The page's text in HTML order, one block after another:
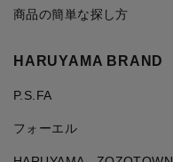
商品の簡単な探し方
HARUYAMA BRAND
P.S.FA
フォーエル